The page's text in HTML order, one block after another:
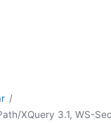
XQuery 3.1, WS-